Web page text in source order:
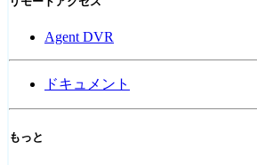
Agent DVR
ドキュメント
もっと